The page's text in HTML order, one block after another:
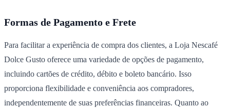
Formas de Pagamento e Frete
Para facilitar a experiência de compra dos clientes, a Loja Nescafé
Dolce Gusto oferece uma variedade de opções de pagamento,
incluindo cartões de crédito, débito e boleto bancário. Isso
proporciona flexibilidade e conveniência aos compradores,
independentemente de suas preferências financeiras. Quanto ao